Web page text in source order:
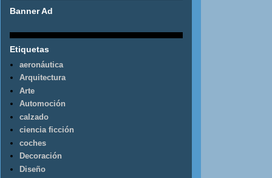
Banner Ad
Etiquetas
aeronáutica
Arquitectura
Arte
Automoción
calzado
ciencia ficción
coches
Decoración
Diseño